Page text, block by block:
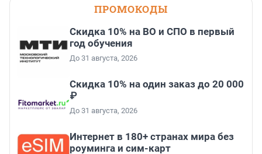
ПРОМОКОДЫ
Скидка 10% на ВО и СПО в первый
год обучения
До 31 августа, 2026
Скидка 10% на один заказ до 20 000
₽
До 31 августа, 2026
Интернет в 180+ странах мира без
роуминга и сим-карт